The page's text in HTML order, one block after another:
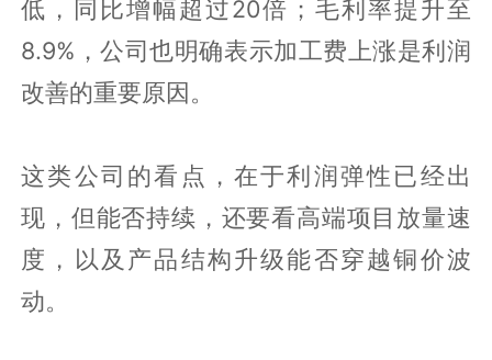
低，同比增幅超过20倍；毛利率提升至
8.9%，公司也明确表示加工费上涨是利润
改善的重要原因。
这类公司的看点，在于利润弹性已经出
现，但能否持续，还要看高端项目放量速
度，以及产品结构升级能否穿越铜价波
动。